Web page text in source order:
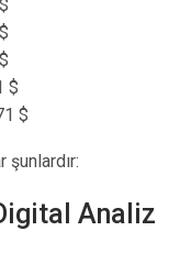
$
$
şunlardır:
Analiz